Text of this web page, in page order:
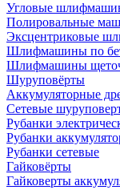
Угловые
Полировальные
Эксцентриковые
Шлифмашины по
Шлифмашины
Шуруповёрты
Аккумуляторные
Сетевые
Рубанки
Рубанки
Рубанки сетевые
Гайковёрты
Гайковерты